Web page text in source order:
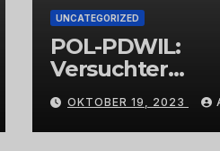
UNCATEGORIZED
POL-PDWIL:
Versuchter
Einbruch im
Gewerbegebiet
Wittlich
OKTOBER 19, 2023